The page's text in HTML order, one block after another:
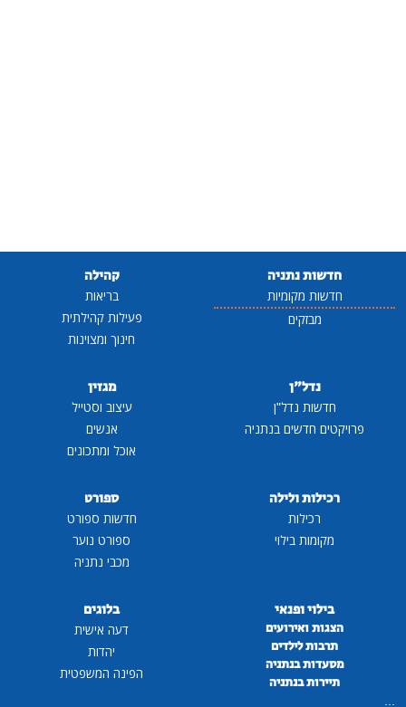
חדשות נתניה
חדשות מקומיות
מבזקים
קהילה
בריאות
פעילות קהילתית
חינוך ומצוינות
נדל"ן
חדשות נדל"ן
פרויקטים חדשים בנתניה
מגזין
עיצוב וסטייל
אנשים
אוכל ומתכונים
רכילות ולילה
רכילות
מקומות בילוי
ספורט
חדשות ספורט
ספורט נוער
מכבי נתניה
בילוי ופנאי
הצגות ואירועים
תרבות לילדים
מסעדות בנתניה
תיירות בנתניה
בלוגים
דעה אישית
יהדות
הפינה המשפטית